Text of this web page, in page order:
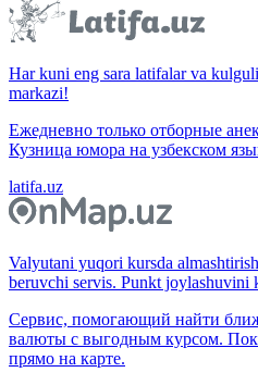
Har kuni eng sara latifalar va
markazi!
Ежедневно только отборные
Кузница юмора на узбекском
latifa.uz
Valyutani yuqori kursda
beruvchi servis. Punkt joylashuvini
Сервис, помогающий найти
валюты с выгодным курсом.
прямо на карте.